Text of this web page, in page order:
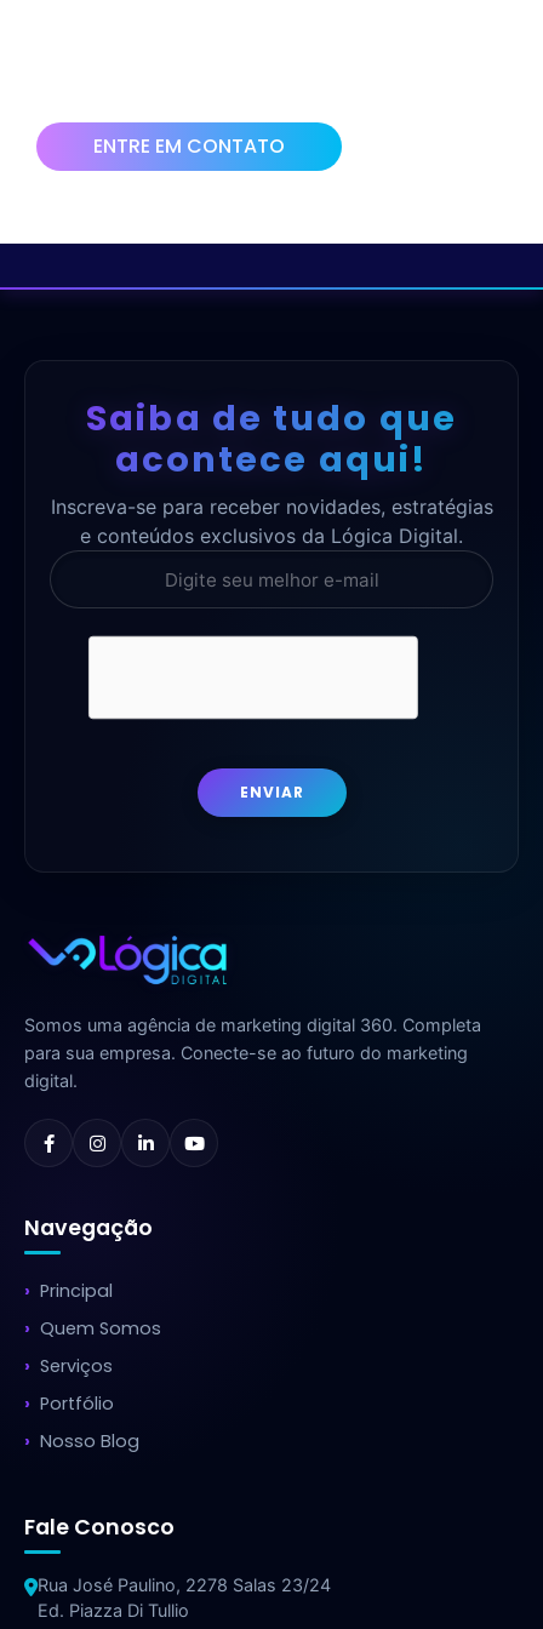
ENTRE EM CONTATO
Saiba de tudo que
acontece aqui!
Inscreva-se para receber novidades, estratégias
e conteúdos exclusivos da Lógica Digital.
ENVIAR
Somos uma agência de marketing digital 360. Completa
para sua empresa. Conecte-se ao futuro do marketing
digital.
Navegação
Principal
Quem Somos
Serviços
Portfólio
Nosso Blog
Fale Conosco
Rua José Paulino, 2278 Salas 23/24
Ed. Piazza Di Tullio